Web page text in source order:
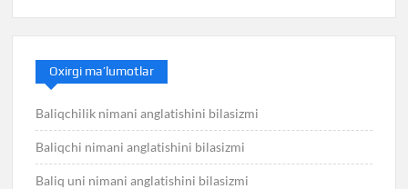
Oxirgi ma’lumotlar
Baliqchilik nimani anglatishini bilasizmi
Baliqchi nimani anglatishini bilasizmi
Baliq uni nimani anglatishini bilasizmi